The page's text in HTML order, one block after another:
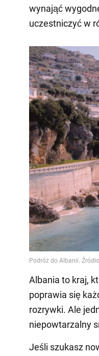
wynająć
uczestniczyć w
Albania to kraj,
poprawia się
rozrywki. Ale
niepowtarzalny
Jeśli szukasz